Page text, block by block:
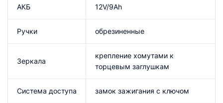
АКБ 12V/9Ah
Ручки обрезиненные
Зеркала
крепление хомутами к
торцевым заглушкам
Система доступа замок зажигания с ключом